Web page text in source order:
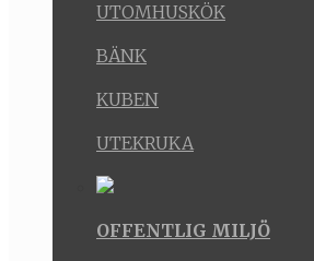
UTOMHUSKÖK
BÄNK
KUBEN
UTEKRUKA
OFFENTLIG MILJÖ